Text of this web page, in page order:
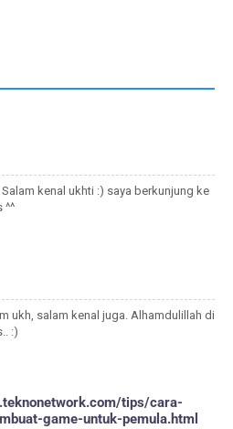
kenal ukhti :) saya berkunjung ke
^^
ukh, salam kenal juga. Alhamdulillah di
:)
tips/cara-
game-untuk-pemula.html